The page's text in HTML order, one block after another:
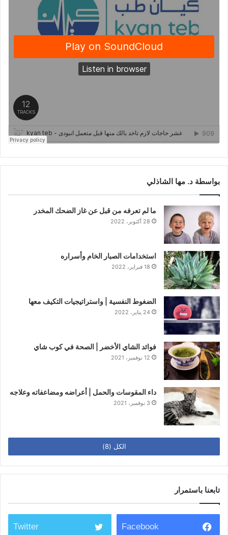
بواسطة د. مها الشاذلي
ما لم تعرفه من قبل عن غاز الضحك المخدر
28 أكتوبر، 2022
استخدامات الصبار الخام وأسراره
18 فبراير، 2022
الضغوط النفسية | واستراتيجيات التكيف معها
24 يناير، 2022
فوائد الشاي الأخضر | الصحة في كوب شاي
12 نوفمبر، 2021
داء المقوسات والحمل | أعراضه ومضاعفاته وعلاجه
3 نوفمبر، 2021
الكل (8)
تابعنا باستمرار
Facebook
Twitter